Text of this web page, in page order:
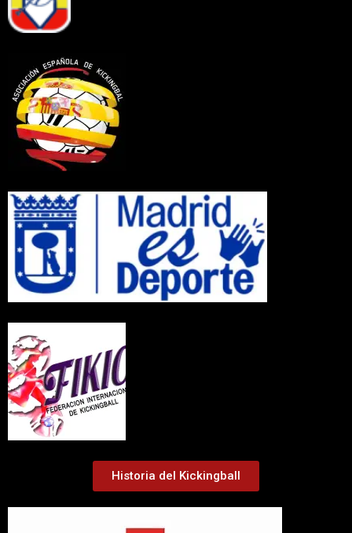
Historia del Kickingball